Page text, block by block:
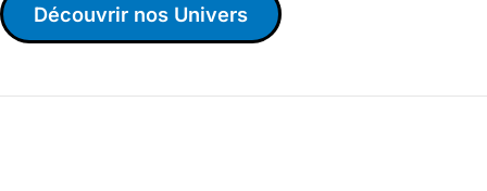
Découvrir nos Univers